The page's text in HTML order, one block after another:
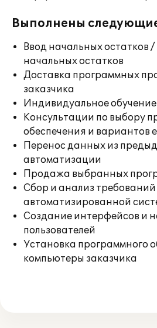
Выполнены
Ввод начальных остатков
начальных остатков
Доставка программных
заказчика
Индивидуальное обучение
Консультации по выбору
обеспечения и вариантов
Перенос данных из
автоматизации
Продажа выбранных
Сбор и анализ требований
автоматизированной
Создание интерфейсов и
пользователей
Установка программного
компьютеры заказчика